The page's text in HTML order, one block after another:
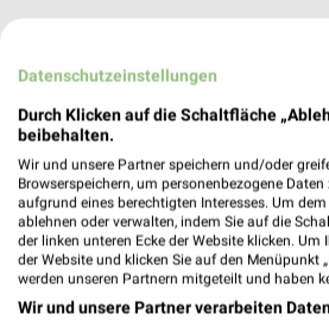
Datenschutzeinstellungen
Durch Klicken auf die Schaltfläche
beibehalten.
Wir und unsere Partner speichern und/oder
Browserspeichern, um personenbezogene
aufgrund eines berechtigten Interesses. Um
ablehnen oder verwalten, indem Sie auf die
der linken unteren Ecke der Website klicken.
der Website und klicken Sie auf den Menüpunkt
werden unseren Partnern mitgeteilt und haben
Wir und unsere Partner verarbeiten